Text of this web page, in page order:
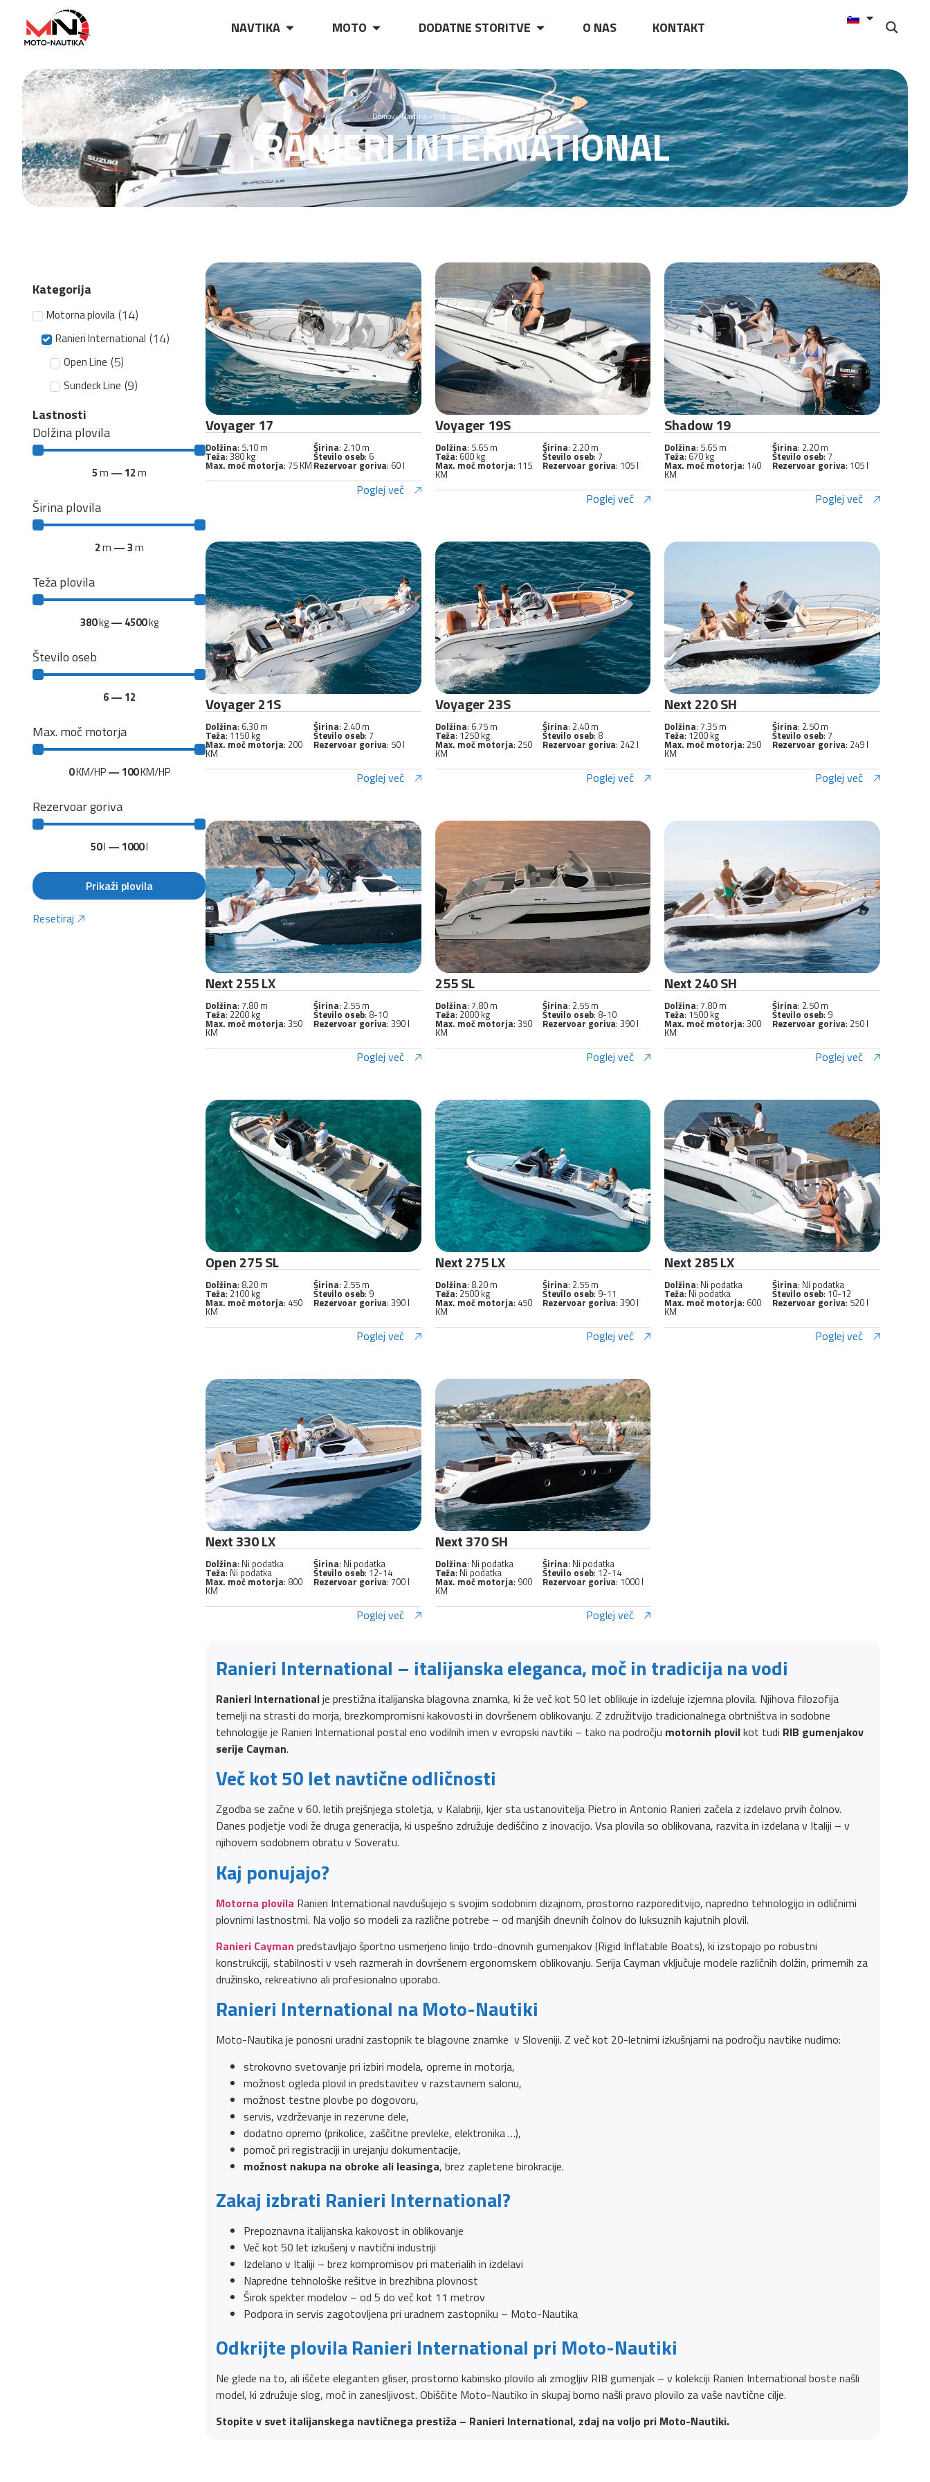
NAVTIKA MOTO DODATNE STORITVE O NAS KONTAKT
Domov>Navtika>Motorna plovila Ranieri International
RANIERI INTERNATIONAL
Kategorija
Motorna plovila (14)
Ranieri International (14)
Open Line (5)
Sundeck Line (9)
Lastnosti
Dolžina plovila
5m — 12m
Širina plovila
2m —3m
Teža plovila
380kg— 4500kg
Število oseb
6— 12
Max. moč motorja
0KM/HP— 100KM/HP
Rezervoar goriva
50l — 1000l
Prikaži plovila
Resetiraj
Voyager 17
Dolžina: 5.10 m Širina: 2.10 m
Teža: 380 kg Število oseb: 6
Max. moč motorja: 75 KM Rezervoar goriva: 60 l
Poglej več
Voyager 19S
Dolžina: 5.65 m Širina: 2.20 m
Teža: 600 kg Število oseb: 7
Max. moč motorja: 115
KM
Rezervoar goriva: 105 l
Poglej več
Shadow 19
Dolžina: 5.65 m Širina: 2.20 m
Teža: 670 kg Število oseb: 7
Max. moč motorja: 140
KM
Rezervoar goriva: 105 l
Poglej več
Voyager 21S
Dolžina: 6.30 m Širina: 2.40 m
Teža: 1150 kg Število oseb: 7
Max. moč motorja: 200
KM
Rezervoar goriva: 50 l
Poglej več
Voyager 23S
Dolžina: 6.75 m Širina: 2.40 m
Teža: 1250 kg Število oseb: 8
Max. moč motorja: 250
KM
Rezervoar goriva: 242 l
Poglej več
Next 220 SH
Dolžina: 7.35 m Širina: 2.50 m
Teža: 1200 kg Število oseb: 7
Max. moč motorja: 250
KM
Rezervoar goriva: 249 l
Poglej več
Next 255 LX
Dolžina: 7.80 m Širina: 2.55 m
Teža: 2200 kg Število oseb: 8-10
Max. moč motorja: 350
KM
Rezervoar goriva: 390 l
Poglej več
255 SL
Dolžina: 7.80 m Širina: 2.55 m
Teža: 2000 kg Število oseb: 8-10
Max. moč motorja: 350
KM
Rezervoar goriva: 390 l
Poglej več
Next 240 SH
Dolžina: 7.80 m Širina: 2.50 m
Teža: 1500 kg Število oseb: 9
Max. moč motorja: 300
KM
Rezervoar goriva: 250 l
Poglej več
Open 275 SL
Dolžina: 8.20 m Širina: 2.55 m
Teža: 2100 kg Število oseb: 9
Max. moč motorja: 450
KM
Rezervoar goriva: 390 l
Poglej več
Next 275 LX
Dolžina: 8.20 m Širina: 2.55 m
Teža: 2500 kg Število oseb: 9-11
Max. moč motorja: 450
KM
Rezervoar goriva: 390 l
Poglej več
Next 285 LX
Dolžina: Ni podatka Širina: Ni podatka
Teža: Ni podatka Število oseb: 10-12
Max. moč motorja: 600
KM
Rezervoar goriva: 520 l
Poglej več
Next 330 LX
Dolžina: Ni podatka Širina: Ni podatka
Teža: Ni podatka Število oseb: 12-14
Max. moč motorja: 800
KM
Rezervoar goriva: 700 l
Poglej več
Next 370 SH
Dolžina: Ni podatka Širina: Ni podatka
Teža: Ni podatka Število oseb: 12-14
Max. moč motorja: 900
KM
Rezervoar goriva: 1000 l
Poglej več
Ranieri International – italijanska eleganca, moč in tradicija na vodi
Ranieri Internationalje prestižna italijanska blagovna znamka, ki že več kot 50 let oblikuje in izdeluje izjemna plovila. Njihova filozofija
temelji na strasti do morja, brezkompromisni kakovosti in dovršenem oblikovanju. Z združitvijo tradicionalnega obrtništva in sodobne
tehnologije je Ranieri International postal eno vodilnih imen v evropski navtiki – tako na področju motornih plovilkot tudi RIB gumenjakov
serije Cayman.
Več kot 50 let navtične odličnosti
Zgodba se začne v 60. letih prejšnjega stoletja, v Kalabriji, kjer sta ustanovitelja Pietro in Antonio Ranieri začela z izdelavo prvih čolnov.
Danes podjetje vodi že druga generacija, ki uspešno združuje dediščino z inovacijo. Vsa plovila so oblikovana, razvita in izdelana v Italiji – v
njihovem sodobnem obratu v Soveratu.
Kaj ponujajo?
Motorna plovila Ranieri International navdušujejo s svojim sodobnim dizajnom, prostorno razporeditvijo, napredno tehnologijo in odličnimi
plovnimi lastnostmi. Na voljo so modeli za različne potrebe – od manjših dnevnih čolnov do luksuznih kajutnih plovil.
Ranieri Cayman predstavljajo športno usmerjeno linijo trdo-dnovnih gumenjakov (Rigid Inflatable Boats), ki izstopajo po robustni
konstrukciji, stabilnosti v vseh razmerah in dovršenem ergonomskem oblikovanju. Serija Cayman vključuje modele različnih dolžin, primernih za
družinsko, rekreativno ali profesionalno uporabo.
Ranieri International na Moto-Nautiki
Moto-Nautika je ponosni uradni zastopnik te blagovne znamke v Sloveniji. Z več kot 20-letnimi izkušnjami na področju navtike nudimo:
strokovno svetovanje pri izbiri modela, opreme in motorja,
možnost ogleda plovil in predstavitev v razstavnem salonu,
možnost testne plovbe po dogovoru,
servis, vzdrževanje in rezervne dele,
dodatno opremo (prikolice, zaščitne prevleke, elektronika …),
pomoč pri registraciji in urejanju dokumentacije,
možnost nakupa na obroke ali leasinga, brez zapletene birokracije.
Zakaj izbrati Ranieri International?
Prepoznavna italijanska kakovost in oblikovanje
Več kot 50 let izkušenj v navtični industriji
Izdelano v Italiji – brez kompromisov pri materialih in izdelavi
Napredne tehnološke rešitve in brezhibna plovnost
Širok spekter modelov – od 5 do več kot 11 metrov
Podpora in servis zagotovljena pri uradnem zastopniku – Moto-Nautika
Odkrijte plovila Ranieri International pri Moto-Nautiki
Ne glede na to, ali iščete eleganten gliser, prostorno kabinsko plovilo ali zmogljiv RIB gumenjak – v kolekciji Ranieri International boste našli
model, ki združuje slog, moč in zanesljivost. Obiščite Moto-Nautiko in skupaj bomo našli pravo plovilo za vaše navtične cilje.
Stopite v svet italijanskega navtičnega prestiža – Ranieri International, zdaj na voljo pri Moto-Nautiki.